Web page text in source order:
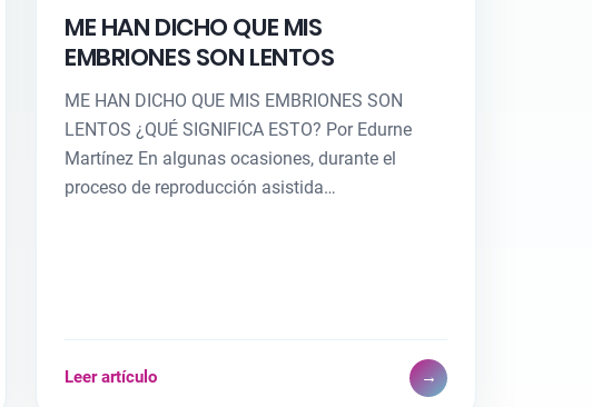
ME HAN DICHO QUE MIS
EMBRIONES SON LENTOS
ME HAN DICHO QUE MIS EMBRIONES SON
LENTOS ¿QUÉ SIGNIFICA ESTO? Por Edurne
Martínez En algunas ocasiones, durante el
proceso de reproducción asistida…
Leer artículo →